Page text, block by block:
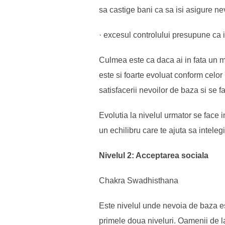
sa castige bani ca sa isi asigure
· excesul controlului presupune
Culmea este ca daca ai in fata un
este si foarte evoluat conform
satisfacerii nevoilor de baza si se
Evolutia la nivelul urmator se face
un echilibru care te ajuta sa
Nivelul 2: Acceptarea sociala
Chakra Swadhisthana
Este nivelul unde nevoia de baza
primele doua niveluri. Oamenii de